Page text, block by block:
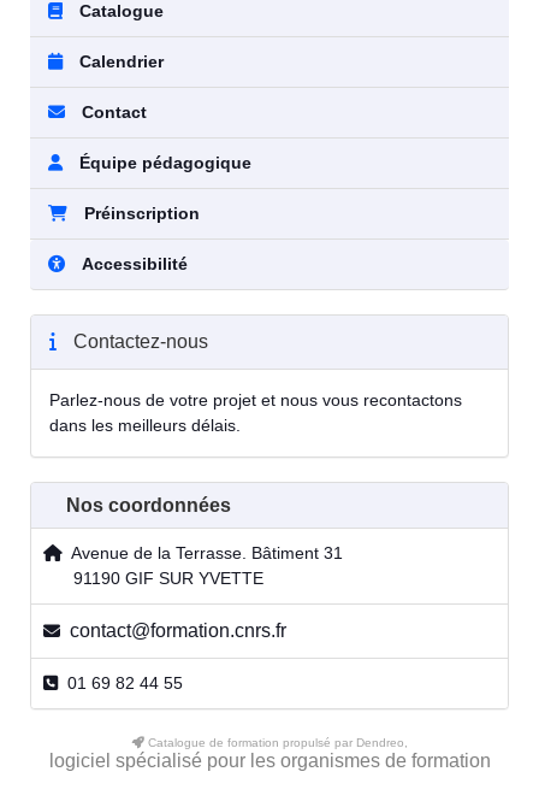
Catalogue
Calendrier
Contact
Équipe pédagogique
Préinscription
Accessibilité
Contactez-nous
Parlez-nous de votre projet et nous vous recontactons
dans les meilleurs délais.
Nos coordonnées
Avenue de la Terrasse. Bâtiment 31
91190 GIF SUR YVETTE
contact@formation.cnrs.fr
01 69 82 44 55
Catalogue de formation propulsé par Dendreo,
logiciel spécialisé pour les organismes de formation